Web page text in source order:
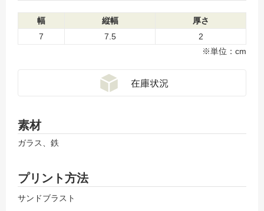
幅 縦幅
厚さ
7
7.5
2
※単位：cm
素材
ガラス、鉄
プリント方法
サンドブラスト